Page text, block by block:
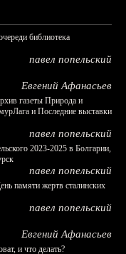
библиотека
павел попельский
Евгений Афанасьев
газеты Природа и
и Последние выставки
павел попельский
2023-2025 в Болгарии,
павел попельский
памяти жертв сталинских
павел попельский
Евгений Афанасьев
и что делать?